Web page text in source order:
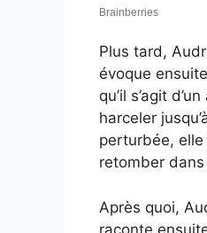
Plus tard,
évoque
qu’il s’agit
harceler
perturbée, elle
retomber
Après quoi,
raconte